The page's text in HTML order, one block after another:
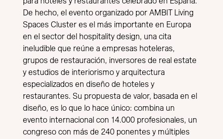
De hecho, el evento organizado por AMBIT Living
Spaces Cluster es el más importante en Europa
en el sector del hospitality design, una cita
ineludible que reúne a empresas hoteleras,
grupos de restauración, inversores de real estate
y estudios de interiorismo y arquitectura
especializados en diseño de hoteles y
restaurantes. Su propuesta de valor, basada en el
diseño, es lo que lo hace único: combina un
evento internacional con 14.000 profesionales, un
congreso con más de 240 ponentes y múltiples